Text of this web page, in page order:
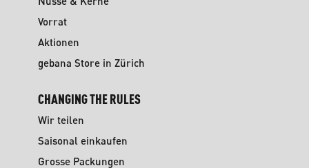
Vorrat
Aktionen
gebana Store in Zürich
CHANGING THE RULES
Wir teilen
Saisonal einkaufen
Grosse Packungen